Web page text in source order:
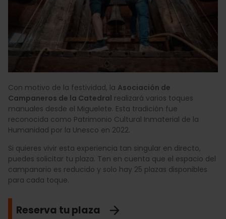
Con motivo de la festividad, la Asociación de
Campaneros de la Catedral realizará varios toques
manuales desde el Miguelete. Esta tradición fue
reconocida como Patrimonio Cultural Inmaterial de la
Humanidad por la Unesco en 2022.
Si quieres vivir esta experiencia tan singular en directo,
puedes solicitar tu plaza. Ten en cuenta que el espacio del
campanario es reducido y solo hay 25 plazas disponibles
para cada toque.
Reserva tu plaza